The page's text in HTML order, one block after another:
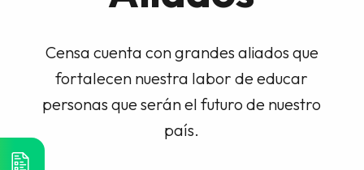
Censa cuenta con grandes aliados que
fortalecen nuestra labor de educar
personas que serán el futuro de nuestro
país.